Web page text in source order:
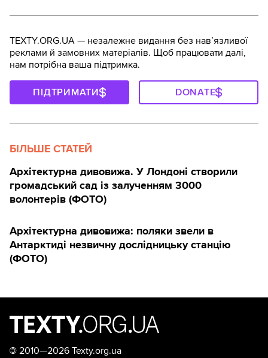
TEXTY.ORG.UA — незалежне видання без навʼязливої
реклами й замовних матеріалів. Щоб працювати далі,
нам потрібна ваша підтримка.
ПІДТРИМАТИ DONATE
БІЛЬШЕ СТАТЕЙ
Архітектурна дивовижа. У Лондоні створили
громадський сад із залученням 3000
волонтерів (ФОТО)
Архітектурна дивовижа: поляки звели в
Антарктиді незвичну дослідницьку станцію
(ФОТО)
© 2010—2026 Texty.org.ua